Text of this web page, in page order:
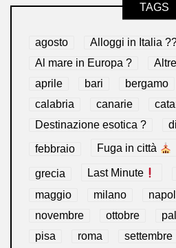
TAGS
agosto
Alloggi in Italia
Al mare in Europa ?️
aprile
bari bergamo
calabria
canarie
Destinazione esotica ?
febbraio Fuga in città
grecia Last Minute
maggio
milano
novembre
ottobre
pisa
roma settembre